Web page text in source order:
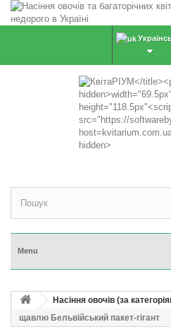
Menu
Насіння овочів (за
щавлю Бельвійський пакет-гігант